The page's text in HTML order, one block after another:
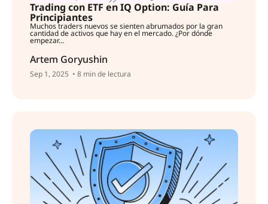
Trading con ETF en IQ Option: Guía Para
Principiantes
Muchos traders nuevos se sienten abrumados por la gran
cantidad de activos que hay en el mercado. ¿Por dónde
empezar...
Artem Goryushin
Sep 1, 2025 • 8 min de lectura